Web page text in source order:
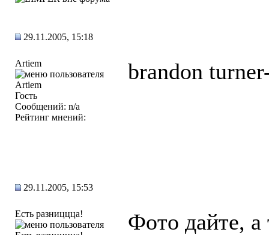
29.11.2005, 15:18
Artiem
Гость
Сообщений: n/a
Рейтинг мнений:
brandon
29.11.2005, 15:53
Есть разниццца! Фото дайте,